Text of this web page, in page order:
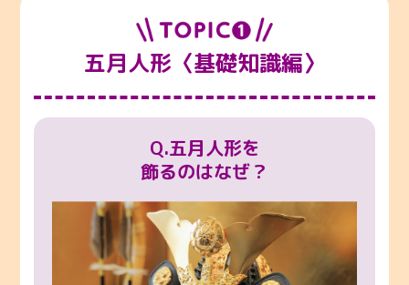
五月人形〈基礎知識編〉
Q.五月人形を
飾るのはなぜ？